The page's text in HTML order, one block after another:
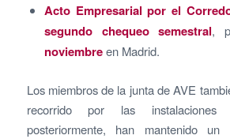
Acto Empresarial por el
segundo chequeo semestral,
noviembreen Madrid.
Los miembros de la junta de AVE
recorrido por las
posteriormente, han mantenido